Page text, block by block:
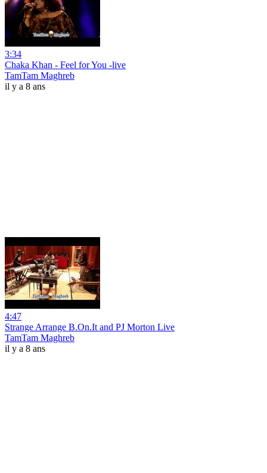
3:34
Chaka Khan - Feel for You -live
TamTam Maghreb
il y a 8 ans
4:47
Strange Arrange B.On.It and PJ Morton Live
TamTam Maghreb
il y a 8 ans